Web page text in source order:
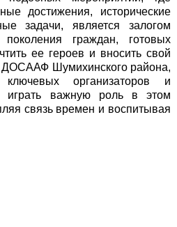
достижения, исторические
задачи, является залогом
граждан, готовых
ее героев и вносить свой
ДОСААФ Шумихинского района,
организаторов и
играть важную роль в этом
связь времен и воспитывая